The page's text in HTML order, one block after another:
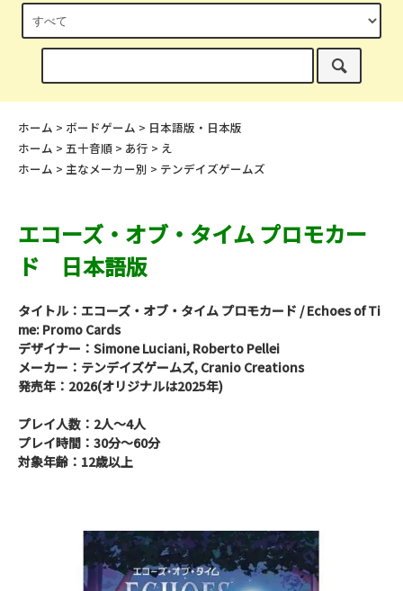
ホーム > ボードゲーム > 日本語版・日本版
ホーム > 五十音順 > あ行 > え
ホーム > 主なメーカー別 > テンデイズゲームズ
エコーズ・オブ・タイム プロモカー
ド 日本語版
タイトル：エコーズ・オブ・タイム プロモカード / Echoes of Ti
me: Promo Cards
デザイナー：Simone Luciani, Roberto Pellei
メーカー：テンデイズゲームズ, Cranio Creations
発売年：2026(オリジナルは2025年)
プレイ人数：2人～4人
プレイ時間：30分～60分
対象年齢：12歳以上